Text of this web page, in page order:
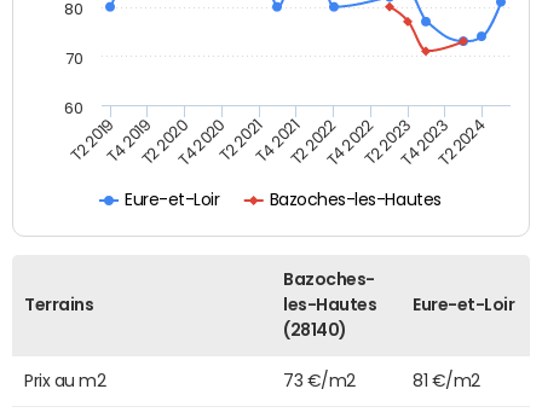
Eure-et-Loir Bazoches-les-Hautes
T2 2019T4 2019T2 2020T4 2020T2 2021T4 2021T2 2022T4 2022T2 2023T4 2023T2 2024
60
70
80
Terrains
Bazoches-
les-Hautes
(28140)
Eure-et-Loir
Prix au m2 73 €/m2 81 €/m2